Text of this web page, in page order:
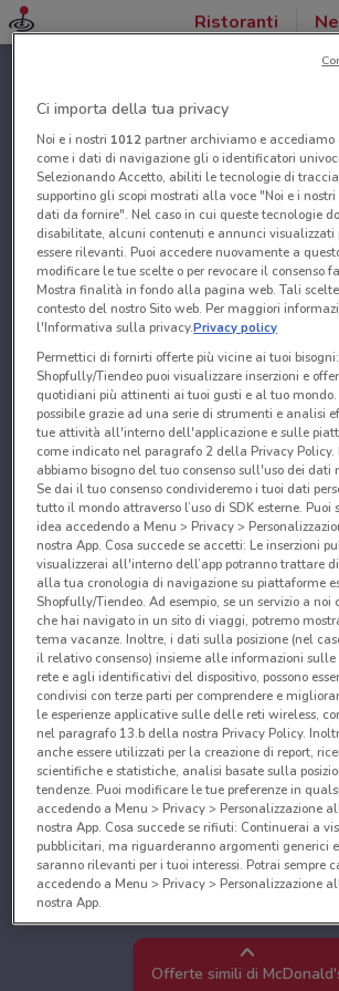
Ristoranti
Offerte simili di
Ci importa della tua privacy
Noi e i nostri 1012partner archiviamo e accediamo
come i dati di navigazione gli o identificatori
Selezionando Accetto, abiliti le tecnologie di
supportino gli scopi mostrati alla voce "Noi e i
dati da fornire". Nel caso in cui queste tecnologie
disabilitate, alcuni contenuti e annunci visualizzati
essere rilevanti. Puoi accedere nuovamente a
modificare le tue scelte o per revocare il consenso
Mostra finalità in fondo alla pagina web. Tali
contesto del nostro Sito web. Per maggiori
l'Informativa sulla privacy.Privacy policy
Permettici di fornirti offerte più vicine ai tuoi
Shopfully/Tiendeo puoi visualizzare inserzioni e
quotidiani più attinenti ai tuoi gusti e al tuo mondo.
possibile grazie ad una serie di strumenti e analisi
tue attività all'interno dell'applicazione e sulle
come indicato nel paragrafo 2 della Privacy Policy.
abbiamo bisogno del tuo consenso sull'uso dei
Se dai il tuo consenso condivideremo i tuoi dati
tutto il mondo attraverso l’uso di SDK esterne. Puoi
idea accedendo a Menu > Privacy >
nostra App. Cosa succede se accetti: Le inserzioni
visualizzerai all'interno dell’app potranno trattare
alla tua cronologia di navigazione su piattaforme
Shopfully/Tiendeo. Ad esempio, se un servizio a
che hai navigato in un sito di viaggi, potremo
tema vacanze. Inoltre, i dati sulla posizione (nel
il relativo consenso) insieme alle informazioni
rete e agli identificativi del dispositivo, possono
condivisi con terze parti per comprendere e
le esperienze applicative sulle delle reti wireless,
nel paragrafo 13.b della nostra Privacy Policy.
anche essere utilizzati per la creazione di report,
scientifiche e statistiche, analisi basate sulla
tendenze. Puoi modificare le tue preferenze in
accedendo a Menu > Privacy > Personalizzazione
nostra App. Cosa succede se rifiuti: Continuerai a
pubblicitari, ma riguarderanno argomenti generici
saranno rilevanti per i tuoi interessi. Potrai sempre
accedendo a Menu > Privacy > Personalizzazione
nostra App.
Noi e i nostri partner trattiamo i dati per
Utilizzare dati di geolocalizzazione precisi.
caratteristiche del dispositivo ai fini